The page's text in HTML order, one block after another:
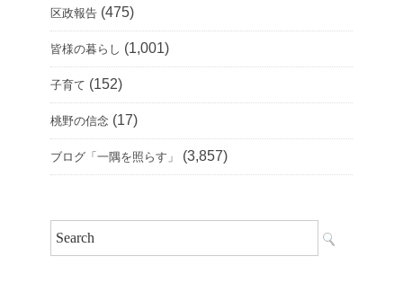
区政報告 (475)
皆様の暮らし (1,001)
子育て (152)
桃野の信念 (17)
ブログ「一隅を照らす」 (3,857)